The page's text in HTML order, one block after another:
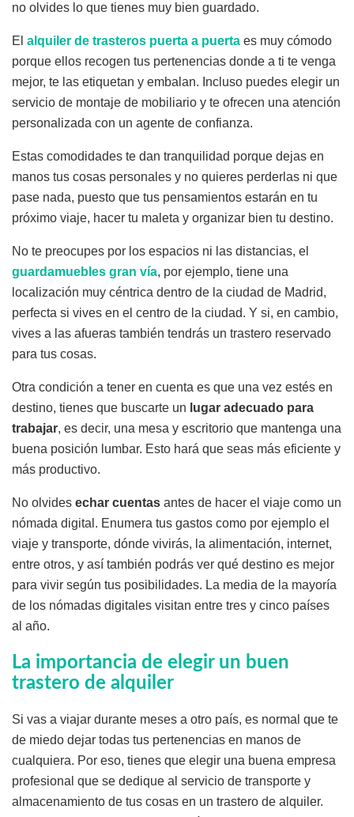
no olvides lo que tienes muy bien guardado.
El alquiler de trasteros puerta a puerta es muy cómodo
porque ellos recogen tus pertenencias donde a ti te venga
mejor, te las etiquetan y embalan. Incluso puedes elegir un
servicio de montaje de mobiliario y te ofrecen una atención
personalizada con un agente de confianza.
Estas comodidades te dan tranquilidad porque dejas en
manos tus cosas personales y no quieres perderlas ni que
pase nada, puesto que tus pensamientos estarán en tu
próximo viaje, hacer tu maleta y organizar bien tu destino.
No te preocupes por los espacios ni las distancias, el
guardamuebles gran vía, por ejemplo, tiene una
localización muy céntrica dentro de la ciudad de Madrid,
perfecta si vives en el centro de la ciudad. Y si, en cambio,
vives a las afueras también tendrás un trastero reservado
para tus cosas.
Otra condición a tener en cuenta es que una vez estés en
destino, tienes que buscarte un lugar adecuado para
trabajar, es decir, una mesa y escritorio que mantenga una
buena posición lumbar. Esto hará que seas más eficiente y
más productivo.
No olvides echar cuentas antes de hacer el viaje como un
nómada digital. Enumera tus gastos como por ejemplo el
viaje y transporte, dónde vivirás, la alimentación, internet,
entre otros, y así también podrás ver qué destino es mejor
para vivir según tus posibilidades. La media de la mayoría
de los nómadas digitales visitan entre tres y cinco países
al año.
La importancia de elegir un buen
trastero de alquiler
Si vas a viajar durante meses a otro país, es normal que te
de miedo dejar todas tus pertenencias en manos de
cualquiera. Por eso, tienes que elegir una buena empresa
profesional que se dedique al servicio de transporte y
almacenamiento de tus cosas en un trastero de alquiler.